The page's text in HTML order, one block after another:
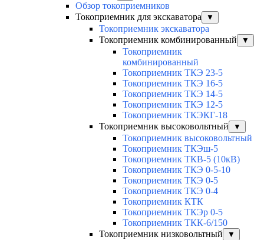
Обзор токоприемников
Токоприемник для экскаватора
▼
Токоприемник экскаватора
Токоприемник комбинированный
▼
Токоприемник
комбинированный
Токоприемник ТКЭ 23-5
Токоприемник ТКЭ 16-5
Токоприемник ТКЭ 14-5
Токоприемник ТКЭ 12-5
Токоприемник ТКЭКГ-18
Токоприемник высоковольтный
▼
Токоприемник высоковольтный
Токоприемник ТКЭш-5
Токоприемник ТКВ-5 (10кВ)
Токоприемник ТКЭ 0-5-10
Токоприемник ТКЭ 0-5
Токоприемник ТКЭ 0-4
Токоприемник КТК
Токоприемник ТКЭр 0-5
Токоприемник ТКК-6/150
Токоприемник низковольтный
▼